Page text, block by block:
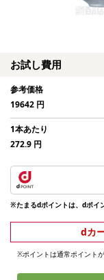
お試し費用
参考価格
19642 円
1本あたり
272.9 円
※たまるdポイントは、dポイ
dカ
※ポイントは通常ポイント